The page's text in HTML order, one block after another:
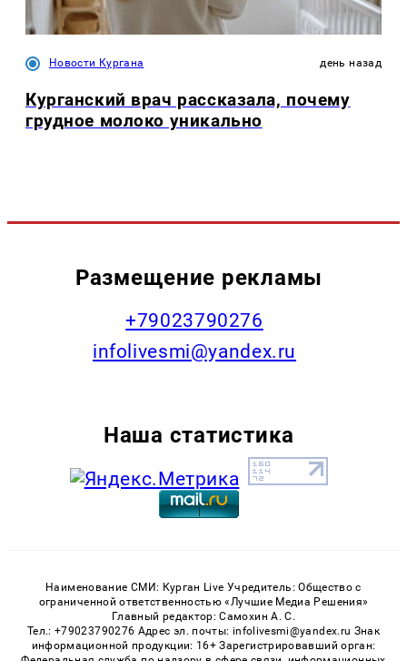
Новости Кургана день назад
Курганский врач рассказала, почему
грудное молоко уникально
Размещение рекламы
+79023790276
infolivesmi@yandex.ru
Наша статистика
Наименование СМИ: Курган Live Учредитель: Общество с
ограниченной ответственностью «Лучшие Медиа Решения»
Главный редактор: Самохин А. С.
Тел.: +79023790276 Адрес эл. почты: infolivesmi@yandex.ru Знак
информационной продукции: 16+ Зарегистрировавший орган: